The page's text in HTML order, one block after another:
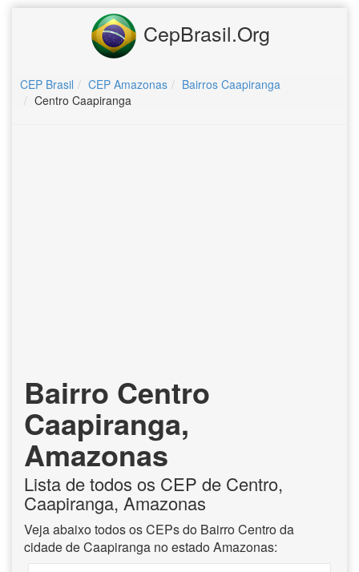
CepBrasil.Org
CEP Brasil CEP Amazonas
Bairros Caapiranga
Centro Caapiranga
Bairro Centro
Caapiranga,
Amazonas
Lista de todos os CEP de Centro,
Caapiranga, Amazonas
Veja abaixo todos os CEPs do Bairro Centro da
cidade de Caapiranga no estado Amazonas: